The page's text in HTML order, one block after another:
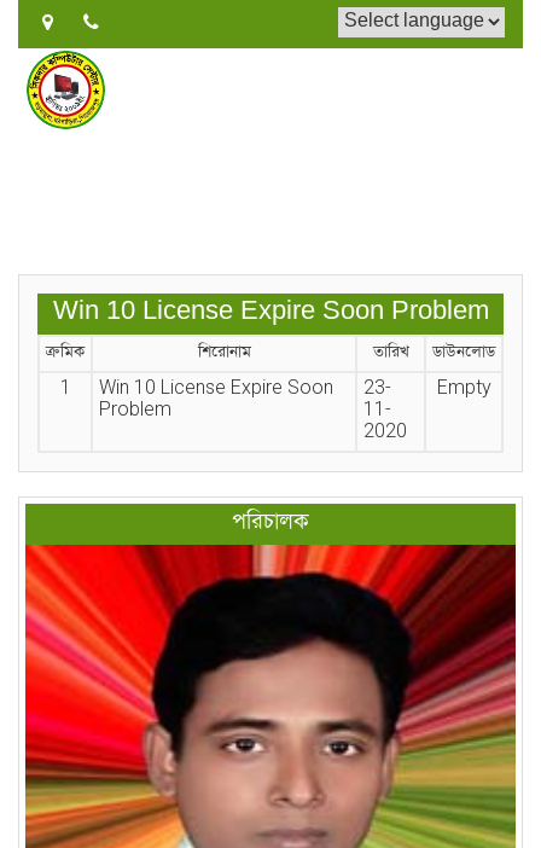
Win 10 License Expire Soon Problem
ক্রমিক শিরোনাম তারিখ
ডাউনলোড
1
Win 10 License Expire Soon
Problem
23-
11-
2020
Empty
পরিচালক